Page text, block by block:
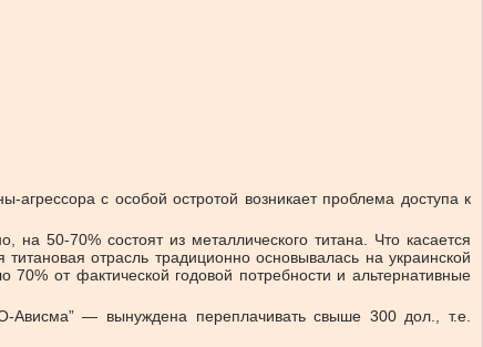
с особой остротой возникает проблема доступа к
на 50-70% состоят из металлического титана. Что касается
отрасль традиционно основывалась на украинской
от фактической годовой потребности и альтернативные
Ависма” — вынуждена переплачивать свыше 300 дол., т.е.